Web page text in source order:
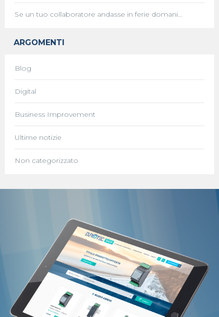
Se un tuo collaboratore andasse in ferie domani...
ARGOMENTI
Blog
Digital
Business Improvement
Ultime notizie
Non categorizzato